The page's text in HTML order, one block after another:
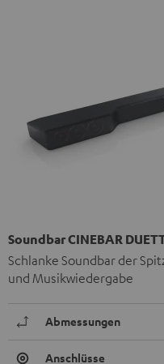
Soundbar CINEBAR
Schlanke Soundbar der
und Musikwiedergabe
Abmessungen
Anschlüsse